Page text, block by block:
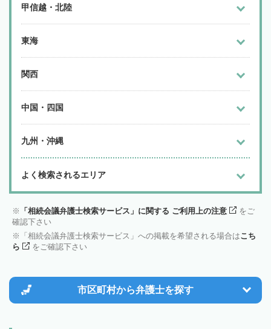
甲信越・北陸
東海
関西
中国・四国
九州・沖縄
よく検索されるエリア
「相続会議弁護士検索サービス」に関する ご利用上の注意
をご
確認下さい
「相続会議弁護士検索サービス」への掲載を希望される場合はこち
ら
をご確認下さい
市区町村から弁護士を探す